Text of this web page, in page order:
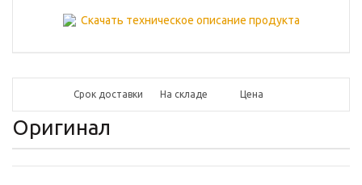
Скачать техническое описание продукта
Срок доставки На складе Цена
Оригинал